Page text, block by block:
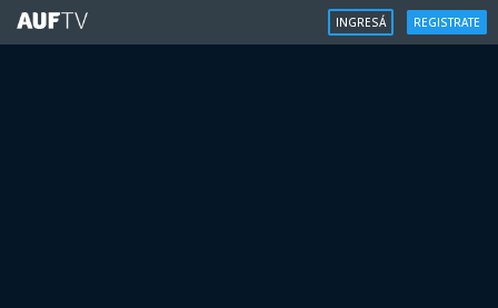
INGRESÁ REGISTRATE